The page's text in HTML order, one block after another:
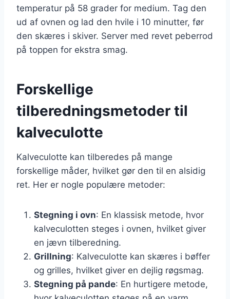
temperatur på 58 grader for medium. Tag den
ud af ovnen og lad den hvile i 10 minutter, før
den skæres i skiver. Server med revet peberrod
på toppen for ekstra smag.
Forskellige
tilberedningsmetoder til
kalveculotte
Kalveculotte kan tilberedes på mange
forskellige måder, hvilket gør den til en alsidig
ret. Her er nogle populære metoder:
Stegning i ovn: En klassisk metode, hvor
kalveculotten steges i ovnen, hvilket giver
en jævn tilberedning.
Grillning: Kalveculotte kan skæres i bøffer
og grilles, hvilket giver en dejlig røgsmag.
Stegning på pande: En hurtigere metode,